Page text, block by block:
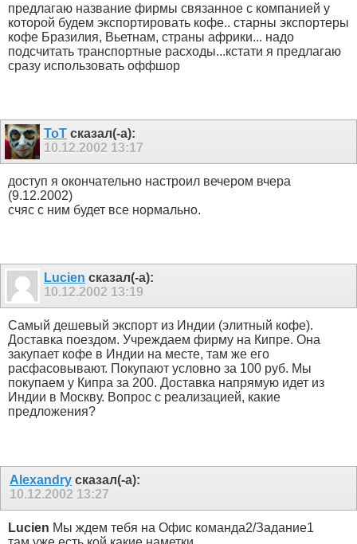
предлагаю название фирмы связанное с компанией у
которой будем экспортировать кофе.. старны экспортеры
кофе Бразилия, Вьетнам, страны африки... надо
подсчитать транспортные расходы...кстати я предлагаю
сразу использовать оффшор
ToT сказал(-а):
10.12.2002 13:17
доступ я окончательно настроил вечером вчера
(9.12.2002)
счяс с ним будет все нормально.
Lucien сказал(-а):
10.12.2002 13:19
Самый дешевый экспорт из Индии (элитный кофе).
Доставка поездом. Учреждаем фирму на Кипре. Она
закупает кофе в Индии на месте, там же его
расфасовывают. Покупают условно за 100 руб. Мы
покупаем у Кипра за 200. Доставка напрямую идет из
Индии в Москву. Вопрос с реализацией, какие
предложения?
Alexandry сказал(-а):
10.12.2002 13:27
Lucien Мы ждем тебя на Офис команда2/Задание1